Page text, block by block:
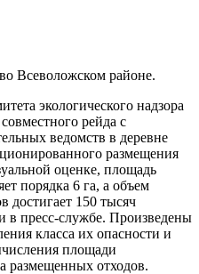
Всеволожском районе.
экологического надзора
рейда с
ведомств в деревне
размещения
оценке, площадь
порядка 6 га, а объем
достигает 150 тысяч
в пресс-службе. Произведены
класса их опасности и
площади
размещенных отходов.